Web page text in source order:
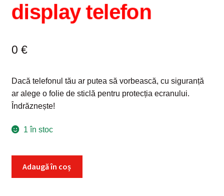
display telefon
0 €
Dacă telefonul tău ar putea să vorbească, cu siguranță
ar alege o folie de sticlă pentru protecția ecranului.
Îndrăznește!
1 în stoc
Adaugă în coș